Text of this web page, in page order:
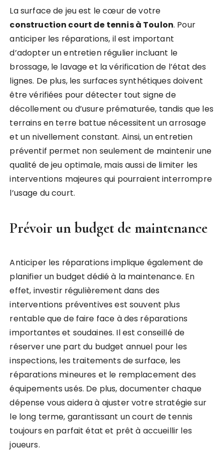
La surface de jeu est le cœur de votre
construction court de tennis à Toulon. Pour
anticiper les réparations, il est important
d’adopter un entretien régulier incluant le
brossage, le lavage et la vérification de l’état des
lignes. De plus, les surfaces synthétiques doivent
être vérifiées pour détecter tout signe de
décollement ou d’usure prématurée, tandis que les
terrains en terre battue nécessitent un arrosage
et un nivellement constant. Ainsi, un entretien
préventif permet non seulement de maintenir une
qualité de jeu optimale, mais aussi de limiter les
interventions majeures qui pourraient interrompre
l’usage du court.
Prévoir un budget de maintenance
Anticiper les réparations implique également de
planifier un budget dédié à la maintenance. En
effet, investir régulièrement dans des
interventions préventives est souvent plus
rentable que de faire face à des réparations
importantes et soudaines. Il est conseillé de
réserver une part du budget annuel pour les
inspections, les traitements de surface, les
réparations mineures et le remplacement des
équipements usés. De plus, documenter chaque
dépense vous aidera à ajuster votre stratégie sur
le long terme, garantissant un court de tennis
toujours en parfait état et prêt à accueillir les
joueurs.